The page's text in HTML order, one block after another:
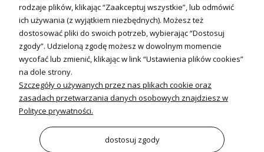
Kuchnia
Zlewozmywaki
Baterie kuchenne
Młynki do odpadów
Wentylacja i Informacje
Wentylatory
rodzaje plików, klikając “Zaakceptuj wszystkie”, lub odmówić
ich używania (z wyjątkiem niezbędnych). Możesz też
dostosować pliki do swoich potrzeb, wybierając “Dostosuj
zgody”. Udzieloną zgodę możesz w dowolnym momencie
wycofać lub zmienić, klikając w link “Ustawienia plików cookies”
na dole strony.
Szczegóły o używanych przez nas plikach cookie oraz
zasadach przetwarzania danych osobowych znajdziesz w
Polityce prywatności.
dostosuj zgody